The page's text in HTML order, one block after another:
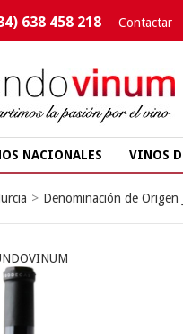
638 458 218 Contactar
NACIONALES VINOS
> Denominación de Origen